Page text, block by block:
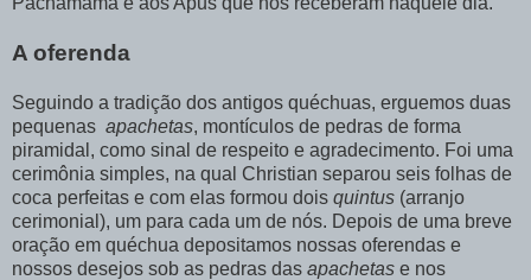
A oferenda
Seguindo a tradição dos antigos quéchuas, erguemos duas
pequenas apachetas, montículos de pedras de forma
piramidal, como sinal de respeito e agradecimento. Foi uma
cerimônia simples, na qual Christian separou seis folhas de
coca perfeitas e com elas formou dois quintus (arranjo
cerimonial), um para cada um de nós. Depois de uma breve
oração em quéchua depositamos nossas oferendas e
nossos desejos sob as pedras das apachetas e nos